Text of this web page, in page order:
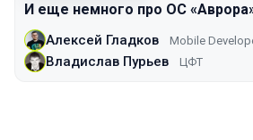
И еще немного про OС
Алексей Гладков Mobile
Владислав Пурьев ЦФТ